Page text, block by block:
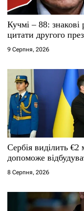
Кучмі – 88: знакові
цитати другого
9 Серпня, 2026
Сербія виділить €2
допоможе
8 Серпня, 2026